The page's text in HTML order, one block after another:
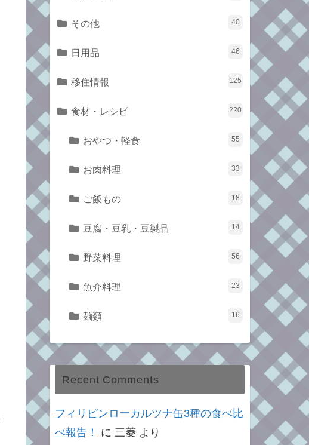
その他 40
日用品 46
移住情報 125
食材・レシピ 220
おやつ・軽食 55
お肉料理 33
ご飯もの 18
豆腐・豆乳・豆製品 14
野菜料理 56
魚介料理 23
麺類 16
Recent Comments
フィリピンローカルツナ缶3種の食べ比
べ報告！
に 三菱 より